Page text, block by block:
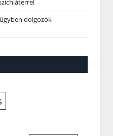
dolgozók